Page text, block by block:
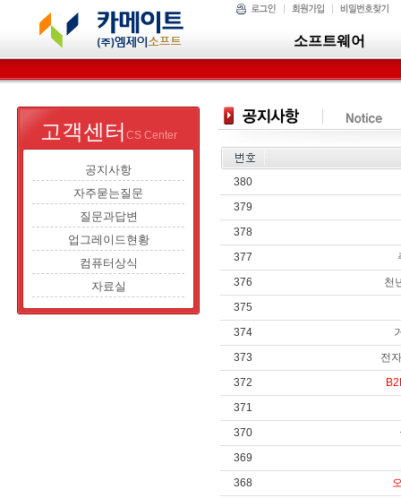
소프트웨어
고객센터 CS Center
공지사항
자주묻는질문
질문과답변
업그레이드현황
컴퓨터상식
자료실
380
379
378
377
376
천
375
374
373
전
372
371
370
369
368